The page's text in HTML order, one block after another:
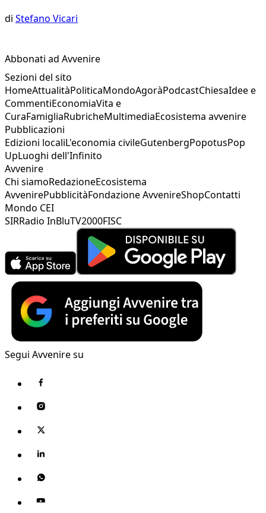
di Stefano Vicari
Abbonati ad Avvenire
Sezioni del sito
HomeAttualitàPoliticaMondoAgoràPodcastChiesaIdee e
CommentiEconomiaVita e
CuraFamigliaRubricheMultimediaEcosistema avvenire
Pubblicazioni
Edizioni localiL'economia civileGutenbergPopotusPop
UpLuoghi dell'Infinito
Avvenire
Chi siamoRedazioneEcosistema
AvvenirePubblicitàFondazione AvvenireShopContatti
Mondo CEI
SIRRadio InBluTV2000FISC
Segui Avvenire su